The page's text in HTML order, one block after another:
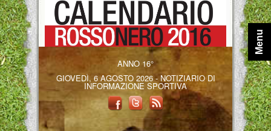
ANNO 16°
GIOVEDÌ, 6 AGOSTO 2026 - NOTIZIARIO DI
INFORMAZIONE SPORTIVA
Menu